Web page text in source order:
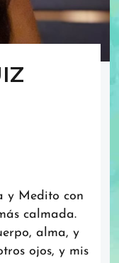
y Medito con
calmada.
alma, y
ojos, y mis